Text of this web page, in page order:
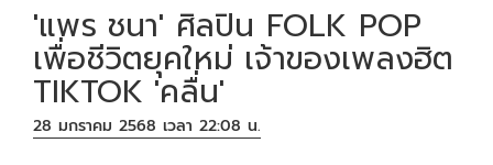
'แพร ชนา' ศิลปิน FOLK POP
เพื่อชีวิตยุคใหม่ เจ้าของเพลงฮิต
TIKTOK 'คลื่น'
28 มกราคม 2568 เวลา 22:08 น.